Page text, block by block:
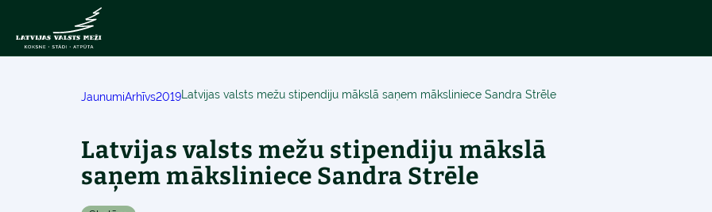
JaunumiArhīvs2019 Latvijas valsts mežu stipendiju mākslā saņem māksliniece Sandra Strēle
Latvijas valsts mežu stipendiju mākslā
saņem māksliniece Sandra Strēle